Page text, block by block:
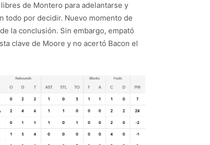
de Montero para adelantarse y
todo por decidir. Nuevo momento de
la conclusión. Sin embargo, empató
clave de Moore y no acertó Bacon el